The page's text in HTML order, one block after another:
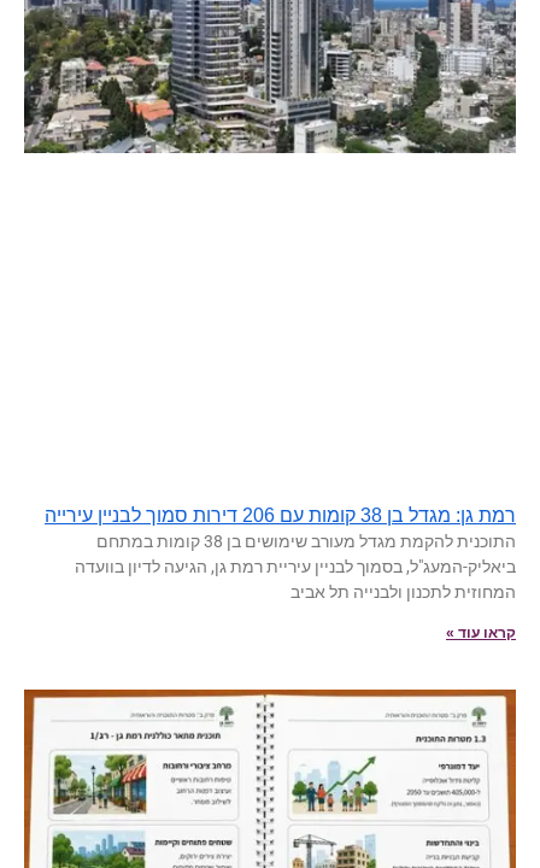
רמת גן: מגדל בן 38 קומות עם 206 דירות סמוך לבניין עירייה
התוכנית להקמת מגדל מעורב שימושים בן 38 קומות במתחם
ביאליק-המעג"ל, בסמוך לבניין עיריית רמת גן, הגיעה לדיון בוועדה
המחוזית לתכנון ולבנייה תל אביב
קראו עוד »